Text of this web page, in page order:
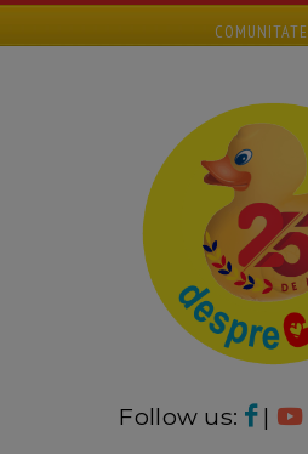
COMUNITATE
Follow us: |